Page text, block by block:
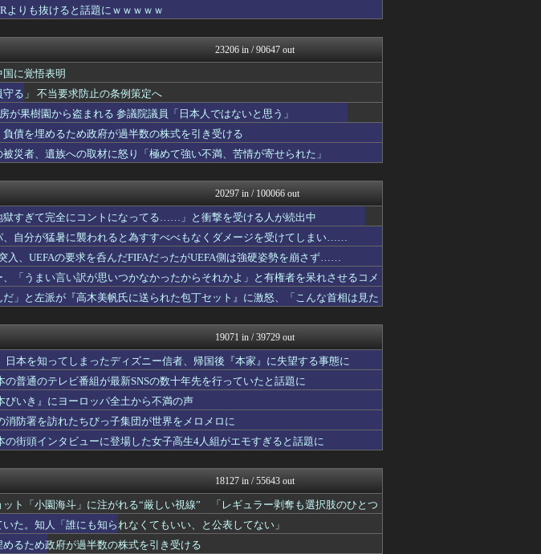
求防止の条例策定へ
にコントになってる……」と衝...
U-1 NEWS.
日カウントダウンで魅せる最...
トレンドの通り道
り合ってる。それをやめて欲...
修羅場ライフ速報
ながらスピーチ。『高市出...
正義の見方
ツバメ速報＠ヤクルトスワロ...
した「避難所」がこちらｗｗ...
わんこーる速報！
最新お○ぱいが発見さ...
女子アナお宝画像速報－5c...
不思議.net - 5ch...
文」が出回る...
う
いたしん！
ｗｗｗ
なんJ PRIDE
ないよ
GUNDAM.LOG｜ガン...
」に注がれる“厳しい視線”...
痛いニュース(ﾉ∀`)
は自発呼吸不可能な植物...
凹凸ちゃんねる 発達障害・...
ｗｗｗｗｗｗｗｗｗｗｗｗ...
マジキチ速報
！！！！
パチンコ・パチスロ.com
えすえすログ
那は「行かなくていいよ」っ...
すまいる(^-^)ぶろぐ
都道府県ってどこ？？？
題歌を担当！
ゲーム実況者速報＠YouT...
かわからないんだけど...
かぞくちゃんねる
ャンプくらいヌルイのなら...
あ艦これ ～艦隊これくしょ...
そうめん作りて地獄なんよ」
ああ言えばForYou
登山ちゃんねる
まう事故。
1000mg
艦これ速報 艦隊これくしょ...
一言で炎上ｗｗｗｗｗｗ
思ったのに、既に200台も...
かんにゅー -韓国の反応-
チで規格外すぎるwww...
乃木通 乃木坂46櫻坂46...
動かしてみた！
JDM速報 海外の反応
じ「漫画家」という肩書きに...
(*ﾟ∀ﾟ)ゞカガクニュー...
よりも抜けると話題にｗｗｗｗｗ
23206 in / 90647 out
に覚悟表明
守る」 不当要求防止の条例策定へ
が果樹園から盗まれる 参議院議員「日本人ではないと思う」
債を埋めるため政府が過半数の株式を引き受ける
災者、遺族への取材に怒り「極めて強い不満、苦情が寄せられた」
20297 in / 100066 out
獄すぎて完全にコントになってる……」と衝撃を受ける人が続出中
自分が猛暑に襲われると為すすべべもなくダメージを受けてしまい……
入、UEFAの要求を呑んだFIFAだったがUEFA側は強硬姿勢を崩さず……
「うまい言い訳が思いつかなかったからそれかよ」と有権者を呆れさせるコメ
だ」と左派が『高木美帆氏に送られた包丁セット』に激怒、「こんな首相は見た
19071 in / 39729 out
本を知ってしまったディズニー信者、帰国後『本家』に失望する事態に
普通のテレビ番組が最新SNSの数十年先を行っていたと話題に
いき』にヨーロッパ全土から不満の声
防署を訪れたちびっ子集団が世界をメロメロに
街頭インタビューに登場した女子高生4人組がエモすぎると話題に
18127 in / 55643 out
ット「小園海斗」に注がれる“厳しい視線” 「レギュラー剥奪も選択肢のひとつ
た。知人「誰にも知られなくてもいい、と公表してない」
るため政府が過半数の株式を引き受ける